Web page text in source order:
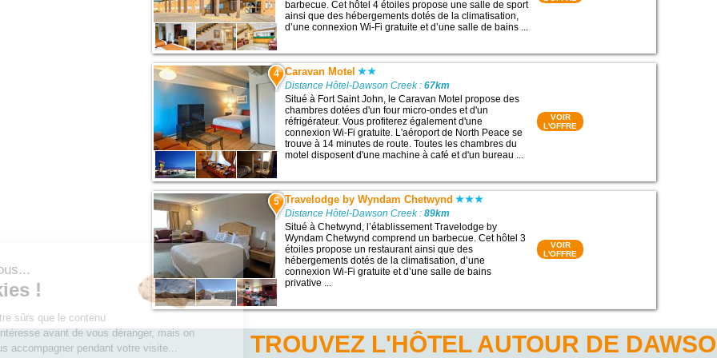
barbecue. Cet hôtel 4 étoiles propose une salle de sport
ainsi que des hébergements dotés de la climatisation,
d’une connexion Wi-Fi gratuite et d’une salle de bains ...
4 Caravan Motel
Distance Hôtel-Dawson Creek :67km
Situé à Fort Saint John, le Caravan Motel propose des
chambres dotées d'un four micro-ondes et d'un
réfrigérateur. Vous profiterez également d'une
connexion Wi-Fi gratuite. L'aéroport de North Peace se
trouve à 14 minutes de route. Toutes les chambres du
motel disposent d'une machine à café et d'un bureau ...
VOIR
L'OFFRE
5 Travelodge by Wyndam Chetwynd
Distance Hôtel-Dawson Creek :89km
Situé à Chetwynd, l’établissement Travelodge by
Wyndam Chetwynd comprend un barbecue. Cet hôtel 3
étoiles propose un restaurant ainsi que des
hébergements dotés de la climatisation, d’une
connexion Wi-Fi gratuite et d’une salle de bains
privative ...
VOIR
L'OFFRE
TROUVEZ L'HÔTEL AUTOUR DE
les Cookies !
On a attendu d'être sûrs que le contenu
de ce site vous intéresse avant de vous déranger, mais on
aimerait bien vous accompagner pendant votre visite...